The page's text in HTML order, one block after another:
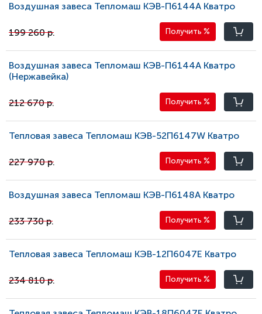
Воздушная завеса Тепломаш КЭВ-П6144A Кватро
199 260 р. Получить %
Воздушная завеса Тепломаш КЭВ-П6144A Кватро
(Нержавейка)
212 670 р. Получить %
Тепловая завеса Тепломаш КЭВ-52П6147W Кватро
227 970 р. Получить %
Воздушная завеса Тепломаш КЭВ-П6148A Кватро
233 730 р. Получить %
Тепловая завеса Тепломаш КЭВ-12П6047E Кватро
234 810 р. Получить %